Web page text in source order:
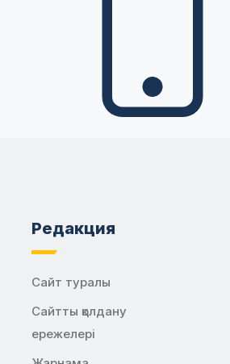
Редакция
Сайт туралы
Сайтты қолдану
ережелері